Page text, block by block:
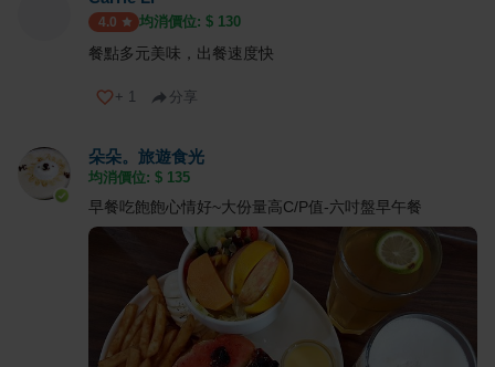
4.0 均消價位: $ 130
餐點多元美味，出餐速度快
+ 1 分享
朵朵。旅遊食光
均消價位: $ 135
早餐吃飽飽心情好~大份量高C/P值-六吋盤早午餐